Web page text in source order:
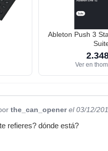
Ableton Push 3
Ver en
the_can_opener el 03/12/
refieres? dónde está?